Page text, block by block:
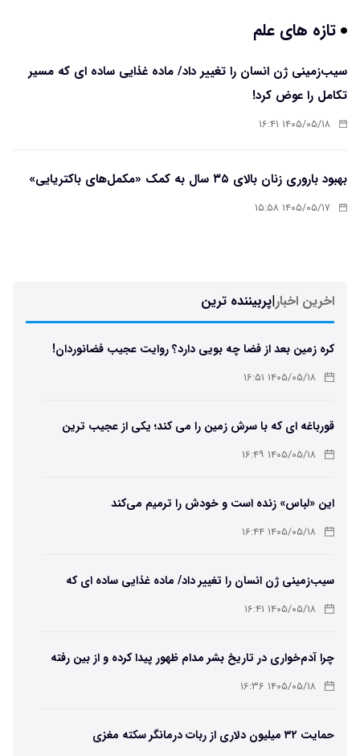
تازه های علم
سیب‌زمینی ژن انسان را تغییر داد/ ماده غذایی ساده ای که مسیر
تکامل را عوض کرد!
۱۴۰۵/۰۵/۱۸ ۱۶:۴۱
بهبود باروری زنان بالای ۳۵ سال به کمک «مکمل‌های باکتریایی»
۱۴۰۵/۰۵/۱۷ ۱۵:۵۸
اخرین اخبار|پربیننده ترین
کره زمین بعد از فضا چه بویی دارد؟ روایت عجیب فضانوردان!
۱۴۰۵/۰۵/۱۸ ۱۶:۵۱
قورباغه ای که با سرش زمین را می کند؛ یکی از عجیب ترین
دوزیستان جهان
۱۴۰۵/۰۵/۱۸ ۱۶:۴۹
این «لباس» زنده است و خودش را ترمیم می‌کند
۱۴۰۵/۰۵/۱۸ ۱۶:۴۴
سیب‌زمینی ژن انسان را تغییر داد/ ماده غذایی ساده ای که
مسیر تکامل را عوض کرد!
۱۴۰۵/۰۵/۱۸ ۱۶:۴۱
چرا آدم‌خواری در تاریخ بشر مدام ظهور پیدا کرده و از بین رفته
است؟۱۴۰۵/۰۵/۱۸ ۱۶:۳۶
حمایت ۳۲ میلیون دلاری از ربات درمانگر سکته مغزی